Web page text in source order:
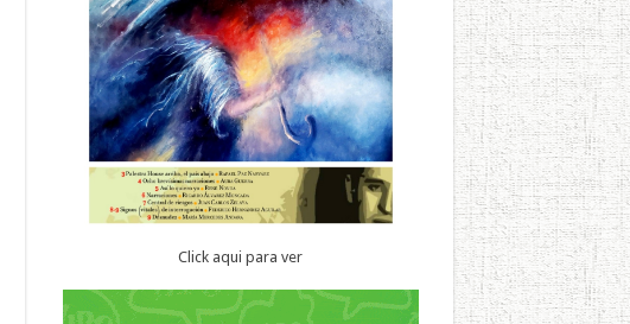
Click aqui para ver